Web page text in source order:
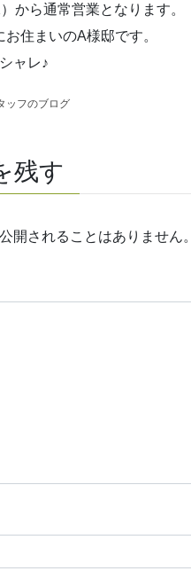
から通常営業となります。
住まいのA様邸です。
ャレ♪
ッフのブログ
残す
開されることはありません。